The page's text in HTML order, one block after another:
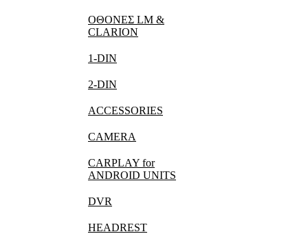
ΟΘΟΝΕΣ LM &
CLARION
1-DIN
2-DIN
ACCESSORIES
CAMERA
CARPLAY for
ANDROID UNITS
DVR
HEADREST